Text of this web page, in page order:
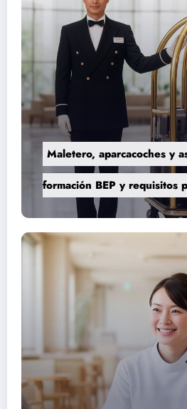
Maletero, aparcacoches y
formación BEP y requisitos
de semana en